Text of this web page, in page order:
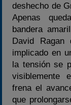
deshecho de
Apenas
bandera
David
implicado en
la tensión se
visiblemente
frena el
que